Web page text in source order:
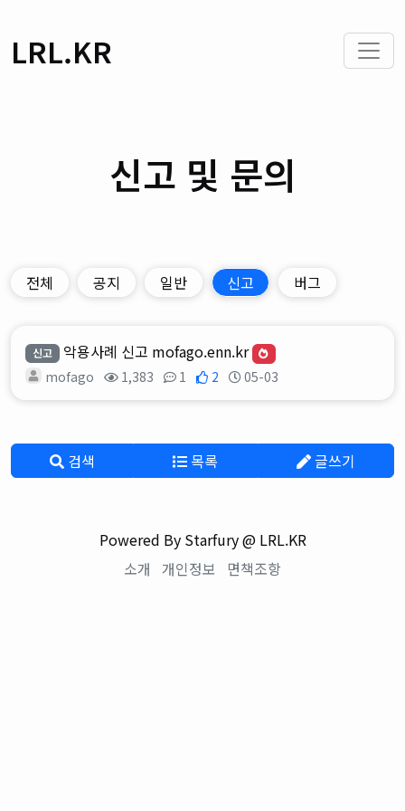
LRL.KR
신고 및 문의
전체 공지 일반 신고 버그
신고 악용사례 신고 mofago.enn.kr
mofago 1,383 1 2 05-03
검색 목록 글쓰기
Powered By Starfury @ LRL.KR
소개 개인정보 면책조항